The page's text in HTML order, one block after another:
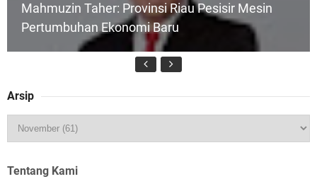
Mahmuzin Taher: Provinsi Riau Pesisir Mesin
Pertumbuhan Ekonomi Baru
HUT IBI Ke-75, Bupati Asmar: Bidan Garda
2045
Arsip
Tentang Kami